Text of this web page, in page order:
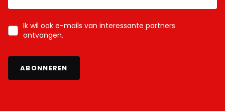
Ik wil ook e-mails van interessante partners
ontvangen.
ABONNEREN